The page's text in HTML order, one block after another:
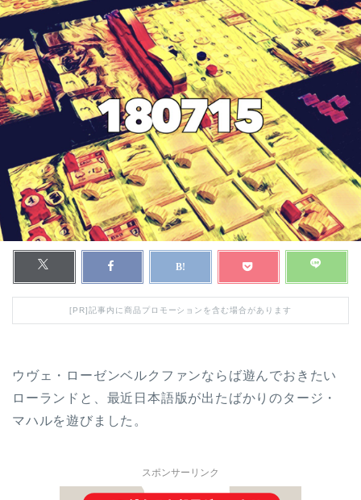
[PR]記事内に商品プロモーションを含む場合があります
ウヴェ・ローゼンベルクファンならば遊んでおきたい
ローランドと、最近日本語版が出たばかりのタージ・
マハルを遊びました。
スポンサーリンク